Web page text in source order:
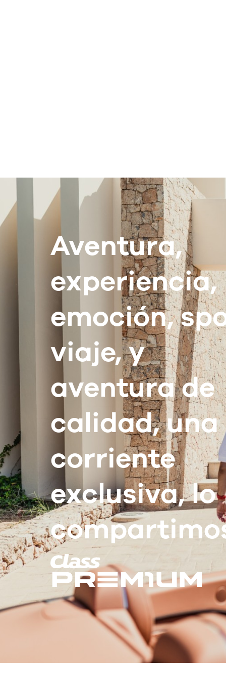
Aventura,
experiencia,
emoción,
viaje, y
aventura de
calidad, una
corriente
exclusiva, lo